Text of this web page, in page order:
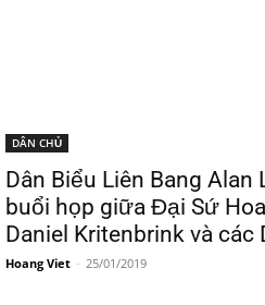
DÂN CHỦ
Dân Biểu Liên Bang
buổi họp giữa Đại Sứ
Daniel Kritenbrink và các
Hoang Viet - 25/01/2019